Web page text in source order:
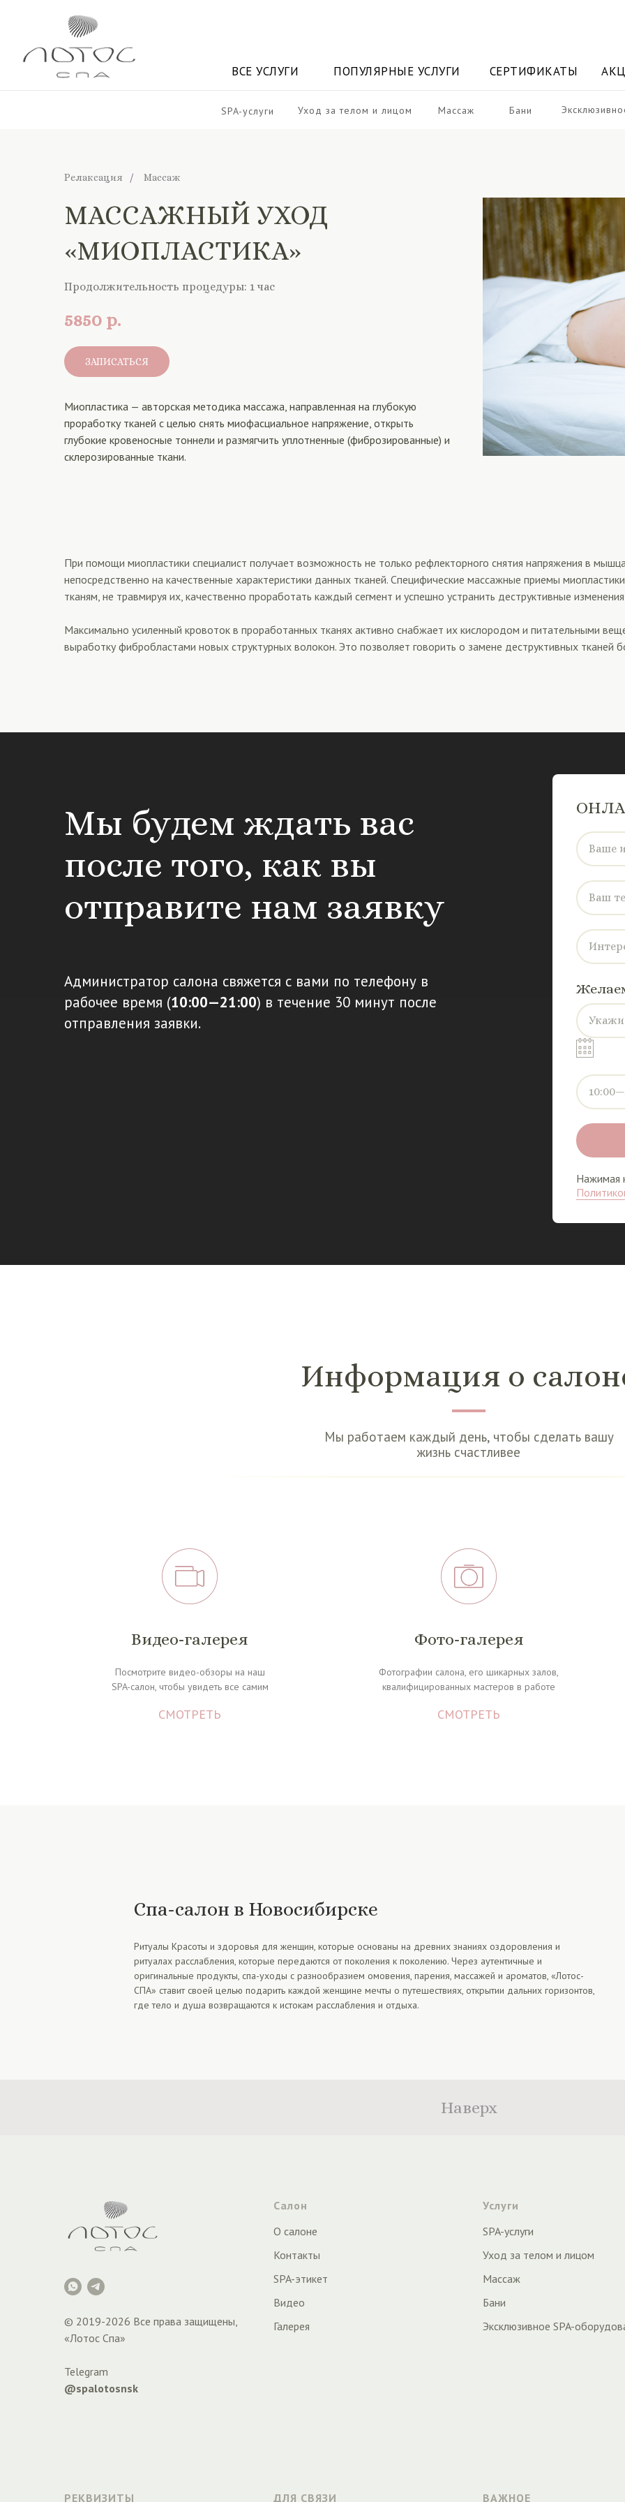
ВСЕ УСЛУГИ ПОПУЛЯРНЫЕ УСЛУГИ СЕРТИФИКАТЫ
SPA-услуги Уход за телом и лицом Бани
Массаж
Релаксация / Массаж
МАССАЖНЫЙ УХОД
«МИОПЛАСТИКА»
Продолжительность процедуры: 1 час
5850 р.
ЗАПИСАТЬСЯ
Миопластика — авторская методика массажа, направленная на глубокую
проработку тканей с целью снять миофасциальное напряжение, открыть
глубокие кровеносные тоннели и размягчить уплотненные (фиброзированные) и
склерозированные ткани.
При помощи миопластики специалист получает возможность не только рефлекторного снятия напряжения в
непосредственно на качественные характеристики данных тканей. Специфические массажные приемы
тканям, не травмируя их, качественно проработать каждый сегмент и успешно устранить деструктивные
Максимально усиленный кровоток в проработанных тканях активно снабжает их кислородом и питательными
выработку фибробластами новых структурных волокон. Это позволяет говорить о замене деструктивных
Мы будем ждать вас
после того, как вы
отправите нам заявку
Администратор салона свяжется с вами по телефону в
рабочее время (10:00—21:00) в течение 30 минут после
отправления заявки.
Ваше
Ваш
Нажимая
Информация о
Мы работаем каждый день, чтобы сделать вашу
жизнь счастливее
Видео-галерея
Посмотрите видео-обзоры на наш
SPA-салон, чтобы увидеть все самим
СМОТРЕТЬ
Фото-галерея
Фотографии салона, его шикарных залов,
квалифицированных мастеров в работе
СМОТРЕТЬ
Спа-салон в Новосибирске
Ритуалы Красоты и здоровья для женщин, которые основаны на древних знаниях оздоровления и
ритуалах расслабления, которые передаются от поколения к поколению. Через аутентичные и
оригинальные продукты, спа-уходы с разнообразием омовения, парения, массажей и ароматов, «Лотос-
СПА» ставит своей целью подарить каждой женщине мечты о путешествиях, открытии дальних горизонтов,
где тело и душа возвращаются к истокам расслабления и отдыха.
Наверх
© 2019-2026 Все права защищены,
«Лотос Спа»
Telegram
@spalotosnsk
Салон
О салоне
Контакты
SPA-этикет
Видео
Галерея
Услуги
SPA-услуги
Уход за телом и лицом
Массаж
Бани
Эксклюзивное SPA-
РЕКВИЗИТЫ ДЛЯ СВЯЗИ ВАЖНОЕ